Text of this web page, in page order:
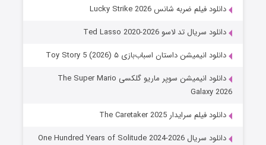
دانلود فیلم ضربه شانس Lucky Strike 2026
دانلود سریال تد لاسو Ted Lasso 2020-2026
دانلود انیمیشن داستان اسباب‌بازی ۵ Toy Story 5 (2026)
دانلود انیمیشن سوپر ماریو گلکسی The Super Mario
Galaxy 2026
دانلود فیلم سرایدار The Caretaker 2025
دانلود سریال One Hundred Years of Solitude 2024-2026